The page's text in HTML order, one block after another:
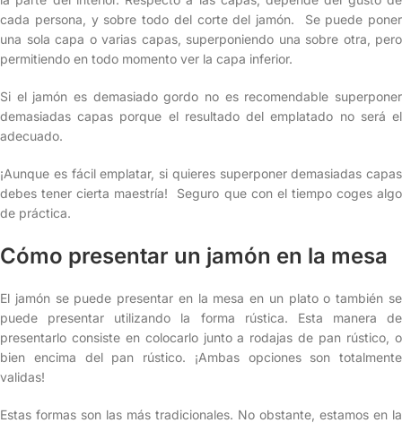
cada persona, y sobre todo del corte del jamón. Se puede poner
una sola capa o varias capas, superponiendo una sobre otra, pero
permitiendo en todo momento ver la capa inferior.
Si el jamón es demasiado gordo no es recomendable superponer
demasiadas capas porque el resultado del emplatado no será el
adecuado.
¡Aunque es fácil emplatar, si quieres superponer demasiadas capas
debes tener cierta maestría! Seguro que con el tiempo coges algo
de práctica.
Cómo presentar un jamón en la mesa
El jamón se puede presentar en la mesa en un plato o también se
puede presentar utilizando la forma rústica. Esta manera de
presentarlo consiste en colocarlo junto a rodajas de pan rústico, o
bien encima del pan rústico. ¡Ambas opciones son totalmente
validas!
Estas formas son las más tradicionales. No obstante, estamos en la